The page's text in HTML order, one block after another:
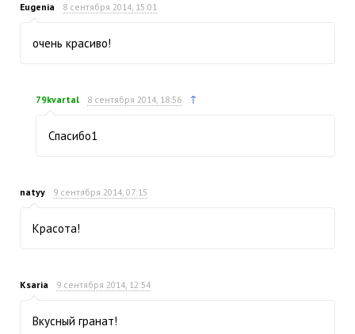
Eugenia 8 сентября 2014, 15:01
очень красиво!
79kvartal 8 сентября 2014, 18:56 ↑
Спасибо1
natyy 9 сентября 2014, 07:15
Красота!
Ksaria 9 сентября 2014, 12:54
Вкусный гранат!